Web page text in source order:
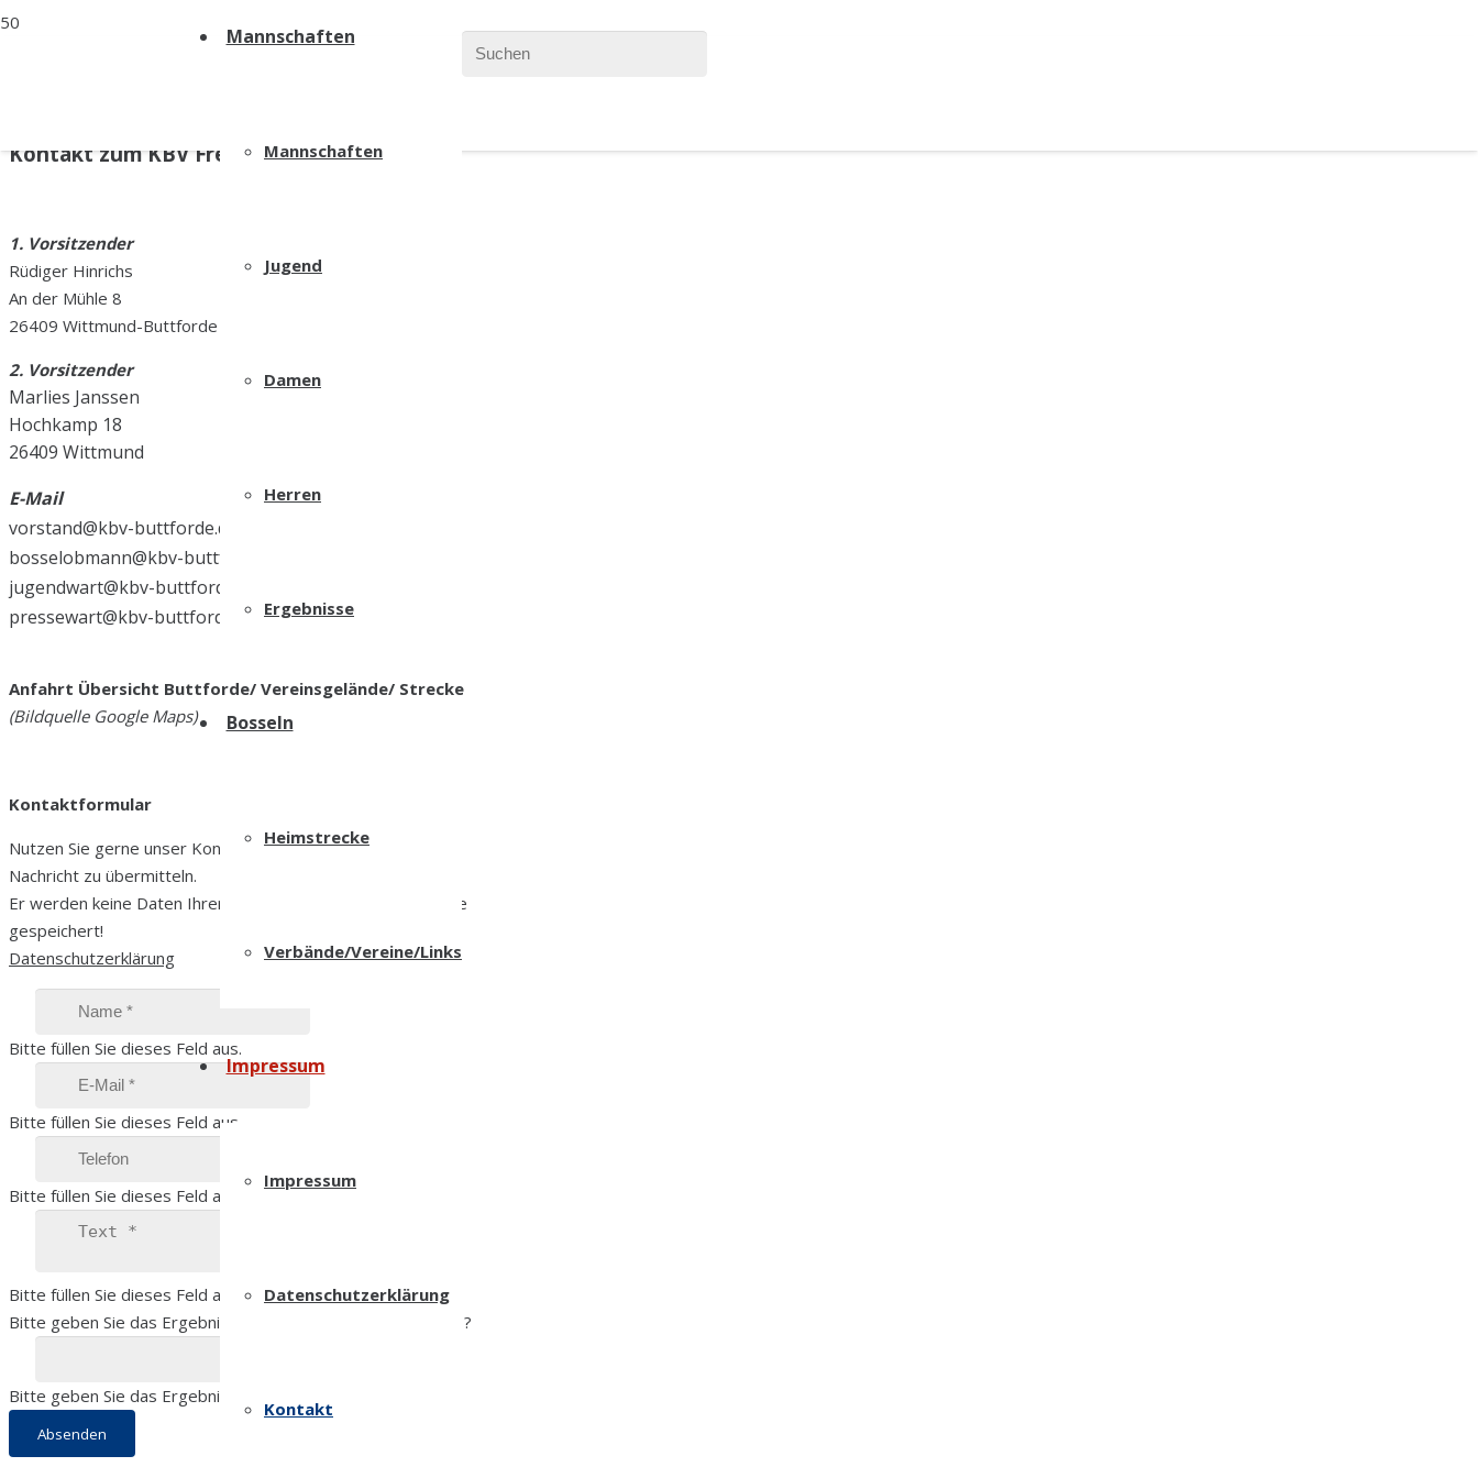
Mannschaften
Mannschaften
Jugend
Damen
Herren
Ergebnisse
Bosseln
Heimstrecke
Verbände/Vereine/Links
Impressum
Impressum
Datenschutzerklärung
Kontakt
Kontakt zumKBV Freesland Buttforde e.V
1. Vorsitzender
Rüdiger Hinrichs
An der Mühle 8
26409 Wittmund-Buttforde
2. Vorsitzender
Marlies Janssen
Hochkamp 18
26409 Wittmund
E-Mail
vorstand@kbv-buttforde.de
bosselobmann@kbv-buttforde.de
jugendwart@kbv-buttforde.de
pressewart@kbv-buttforde.de
Anfahrt Übersicht Buttforde/ Vereinsgelände/ Strecke
(Bildquelle Google Maps)
Kontaktformular
Nutzen Sie gerne unser Kontaktformular um uns eine
Nachricht zu übermitteln.
Er werden keine Daten Ihrer Mitteilung auf der Internetseite
gespeichert!
Datenschutzerklärung
Bitte füllen Sie dieses Feld aus.
Bitte füllen Sie dieses Feld aus.
Bitte füllen Sie dieses Feld aus.
Bitte füllen Sie dieses Feld aus.
Bitte geben Sie das Ergebnis ein, um fortzufahren
27 - 10 = ?
Bitte geben Sie das Ergebnis ein, um fortzufahren
Absenden